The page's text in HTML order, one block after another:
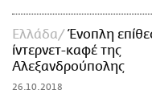
Ελλάδα
Ένοπλη
ίντερνετ-καφέ της
Αλεξανδρούπολης
26.10.2018